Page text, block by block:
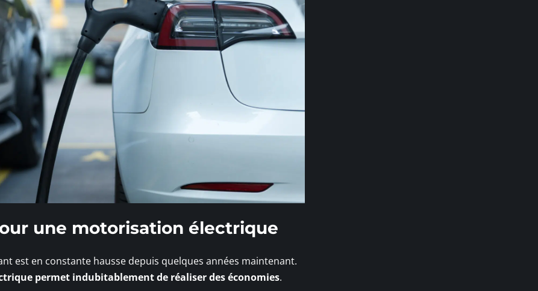
une motorisation électrique
est en constante hausse depuis quelques années maintenant.
permet indubitablement de réaliser des économies.